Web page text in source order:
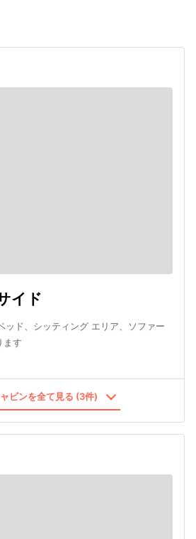
イド
ッド、シッティング エリア、ソファー
ます
ビンを全て見る (3件)